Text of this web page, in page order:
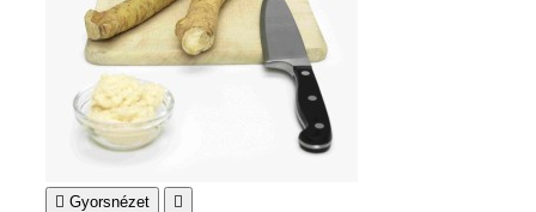
 Gyorsnézet 